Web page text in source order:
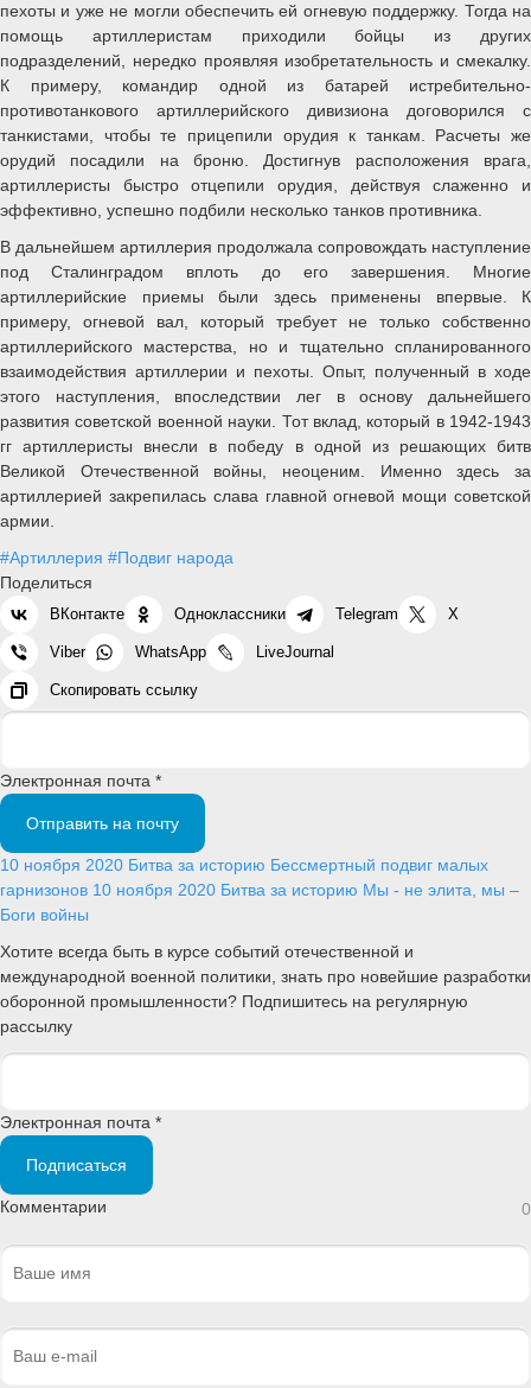
пехоты и уже не могли обеспечить ей огневую поддержку. Тогда на
помощь артиллеристам приходили бойцы из других
подразделений, нередко проявляя изобретательность и смекалку.
К примеру, командир одной из батарей истребительно-
противотанкового артиллерийского дивизиона договорился с
танкистами, чтобы те прицепили орудия к танкам. Расчеты же
орудий посадили на броню. Достигнув расположения врага,
артиллеристы быстро отцепили орудия, действуя слаженно и
эффективно, успешно подбили несколько танков противника.
В дальнейшем артиллерия продолжала сопровождать наступление
под Сталинградом вплоть до его завершения. Многие
артиллерийские приемы были здесь применены впервые. К
примеру, огневой вал, который требует не только собственно
артиллерийского мастерства, но и тщательно спланированного
взаимодействия артиллерии и пехоты. Опыт, полученный в ходе
этого наступления, впоследствии лег в основу дальнейшего
развития советской военной науки. Тот вклад, который в 1942-1943
гг артиллеристы внесли в победу в одной из решающих битв
Великой Отечественной войны, неоценим. Именно здесь за
артиллерией закрепилась слава главной огневой мощи советской
армии.
#Артиллерия #Подвиг народа
Поделиться
ВКонтакте Одноклассники Telegram X
Viber WhatsApp LiveJournal
Скопировать ссылку
Электронная почта *
Отправить на почту
10 ноября 2020 Битва за историю Бессмертный подвиг малых
гарнизонов 10 ноября 2020 Битва за историю Мы - не элита, мы –
Боги войны
Хотите всегда быть в курсе событий отечественной и
международной военной политики, знать про новейшие разработки
оборонной промышленности? Подпишитесь на регулярную
рассылку
Электронная почта *
Подписаться
Комментарии 0